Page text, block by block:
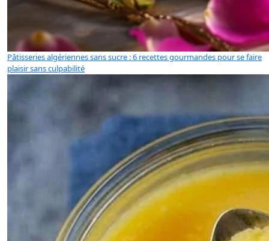
Pâtisseries algériennes sans sucre : 6 recettes gourmandes pour se faire
plaisir sans culpabilité